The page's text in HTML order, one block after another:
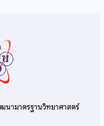
นามาตรฐานวิทยาศาสตร์